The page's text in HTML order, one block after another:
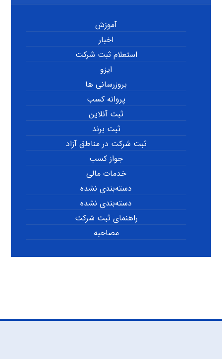
آموزش
اخبار
استعلام ثبت شرکت
ایزو
بروزرسانی ها
پروانه کسب
ثبت آنلاین
ثبت برند
ثبت شرکت در مناطق آزاد
جواز کسب
خدمات مالی
دسته‌بندی نشده
دسته‌بندی نشده
راهنمای ثبت شرکت
مصاحبه